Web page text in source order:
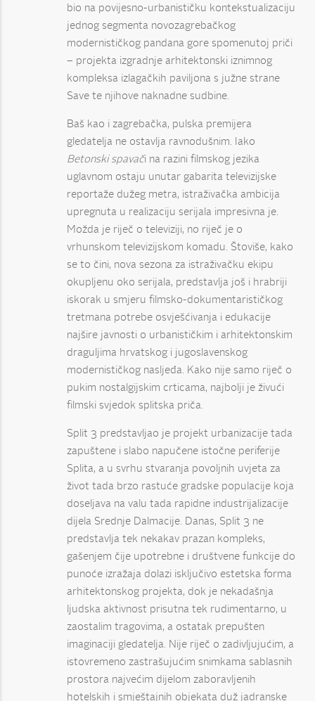
bio na povijesno-urbanističku kontekstualizaciju
jednog segmenta novozagrebačkog
modernističkog pandana gore spomenutoj priči
– projekta izgradnje arhitektonski iznimnog
kompleksa izlagačkih paviljona s južne strane
Save te njihove naknadne sudbine.
Baš kao i zagrebačka, pulska premijera
gledatelja ne ostavlja ravnodušnim. Iako
Betonski spavači na razini filmskog jezika
uglavnom ostaju unutar gabarita televizijske
reportaže dužeg metra, istraživačka ambicija
upregnuta u realizaciju serijala impresivna je.
Možda je riječ o televiziji, no riječ je o
vrhunskom televizijskom komadu. Štoviše, kako
se to čini, nova sezona za istraživačku ekipu
okupljenu oko serijala, predstavlja još i hrabriji
iskorak u smjeru filmsko-dokumentarističkog
tretmana potrebe osvješćivanja i edukacije
najšire javnosti o urbanističkim i arhitektonskim
draguljima hrvatskog i jugoslavenskog
modernističkog nasljeđa. Kako nije samo riječ o
pukim nostalgijskim crticama, najbolji je živući
filmski svjedok splitska priča.
Split 3 predstavljao je projekt urbanizacije tada
zapuštene i slabo napučene istočne periferije
Splita, a u svrhu stvaranja povoljnih uvjeta za
život tada brzo rastuće gradske populacije koja
doseljava na valu tada rapidne industrijalizacije
dijela Srednje Dalmacije. Danas, Split 3 ne
predstavlja tek nekakav prazan kompleks,
gašenjem čije upotrebne i društvene funkcije do
punoće izražaja dolazi isključivo estetska forma
arhitektonskog projekta, dok je nekadašnja
ljudska aktivnost prisutna tek rudimentarno, u
zaostalim tragovima, a ostatak prepušten
imaginaciji gledatelja. Nije riječ o zadivljujućim, a
istovremeno zastrašujućim snimkama sablasnih
prostora najvećim dijelom zaboravljenih
hotelskih i smještajnih objekata duž jadranske